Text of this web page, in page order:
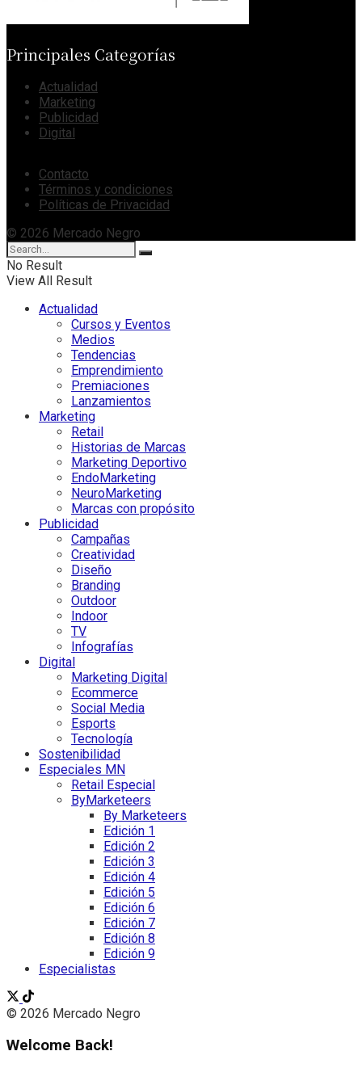
Principales Categorías
Actualidad
Marketing
Publicidad
Digital
Contacto
Términos y condiciones
Políticas de Privacidad
© 2026 Mercado Negro
No Result
View All Result
Actualidad
Cursos y Eventos
Medios
Tendencias
Emprendimiento
Premiaciones
Lanzamientos
Marketing
Retail
Historias de Marcas
Marketing Deportivo
EndoMarketing
NeuroMarketing
Marcas con propósito
Publicidad
Campañas
Creatividad
Diseño
Branding
Outdoor
Indoor
TV
Infografías
Digital
Marketing Digital
Ecommerce
Social Media
Esports
Tecnología
Sostenibilidad
Especiales MN
Retail Especial
ByMarketeers
By Marketeers
Edición 1
Edición 2
Edición 3
Edición 4
Edición 5
Edición 6
Edición 7
Edición 8
Edición 9
Especialistas
© 2026 Mercado Negro
Welcome Back!